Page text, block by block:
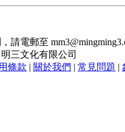
請電郵至
三文化有限公司
條款 | 關於我們 | 常見問題 |